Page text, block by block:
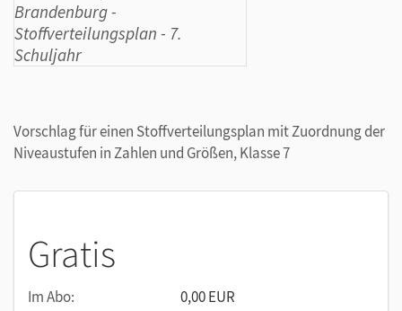
Vorschlag für einen Stoffverteilungsplan mit Zuordnung der
Niveaustufen in Zahlen und Größen, Klasse 7
Gratis
Im Abo:
0,00 EUR